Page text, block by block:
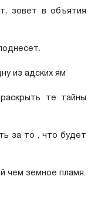
зовет в объятия
из адских ям
те тайны
за то , что будет
чем земное пламя.